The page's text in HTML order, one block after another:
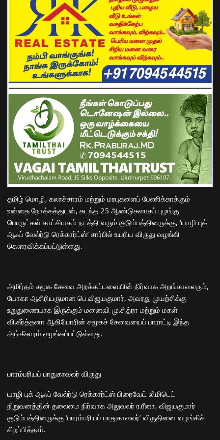
தமிழ் மொழி, கலாச்சாரம் மற்றும் மரபுகளைப் பேணிக்காக்கும்
உன்னத நோக்கத்துடன், கடந்த 25 ஆண்டுகளாகப் புழங்கு
பொருட்கள் காட்சியகம் நடத்தி வரும் குடும்பத்தினருக்கு, ‘யாழி புக்
ஆஃப் வேல்ர்டு ரெக்கார்ட்ஸ்’ சார்பில் உயரிய விருது வழங்கி
கௌரவிக்கப்பட்டுள்ளது.
​அமிர்தம் சமூக சேவை அறக்கட்டளையின் நிர்வாக அறங்காவலரும்,
யோகா ஆசிரியருமான பெ.விஜயகுமார், அவரது முயற்சிக்கு
உறுதுணையாக இருக்கும் மனைவி மு.சித்ரா மற்றும் மகள்
வி.கீர்த்தனா ஆகியோரின் சமூகச் சேவையைப் பாராட்டி இந்த
அங்கீகாரம் வழங்கப்பட்டுள்ளது.
​பாரம்பரியப் பாதுகாவலர் விருது
​யாழி புக் ஆஃப் வேல்ர்டு ரெக்கார்ட்ஸ் பிரைவேட் லிமிடெட்
நிறுவனத்தின் தலைமை நிர்வாக அலுவலர் ர.ரீனா, விஜயகுமார்
குடும்பத்தினருக்கு ‘பாரம்பரியப் பாதுகாவலர்’ விருதினை வழங்கிச்
சிறப்பித்தார்.